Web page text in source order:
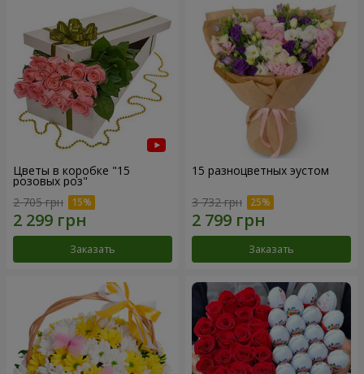
Цветы в коробке "15
розовых роз"
2 705 грн
Заказать
15 разноцветных эустом
3 732 грн
Заказать